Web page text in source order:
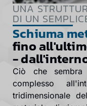
UNA
DI UN
Schiuma
fino
-
Ciò che
complesso
tridimensionale